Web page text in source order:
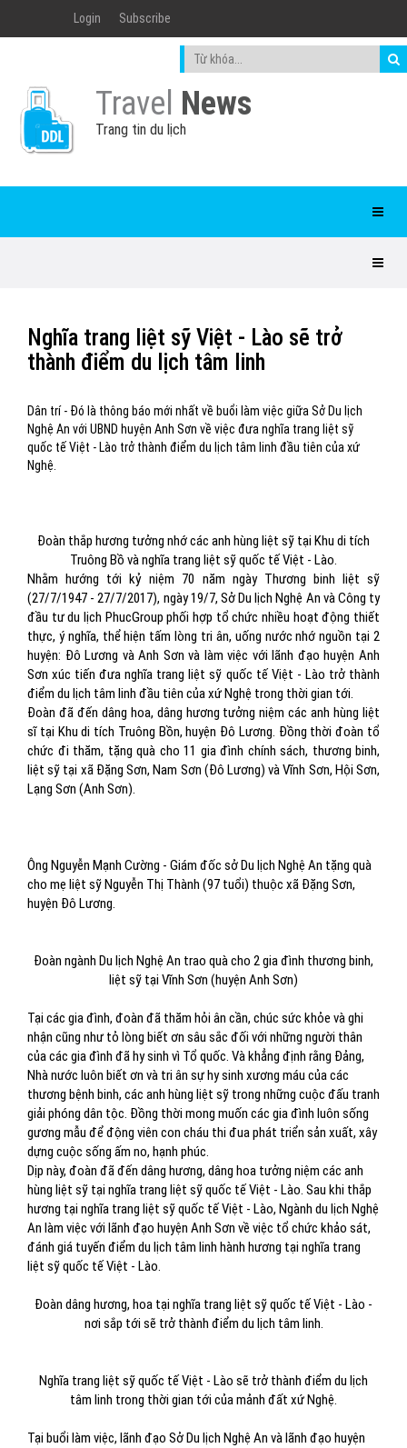
Login Subscribe
Travel News
Trang tin du lịch
Nghĩa trang liệt sỹ Việt - Lào sẽ trở
thành điểm du lịch tâm linh
Dân trí - Đó là thông báo mới nhất về buổi làm việc giữa Sở Du lịch
Nghệ An với UBND huyện Anh Sơn về việc đưa nghĩa trang liệt sỹ
quốc tế Việt - Lào trở thành điểm du lịch tâm linh đầu tiên của xứ
Nghệ.
Đoàn thắp hương tưởng nhớ các anh hùng liệt sỹ tại Khu di tích
Truông Bồ và nghĩa trang liệt sỹ quốc tế Việt - Lào.
Nhằm hướng tới kỷ niệm 70 năm ngày Thương binh liệt sỹ
(27/7/1947 - 27/7/2017), ngày 19/7, Sở Du lịch Nghệ An và Công ty
đầu tư du lịch PhucGroup phối hợp tổ chức nhiều hoạt động thiết
thực, ý nghĩa, thể hiện tấm lòng tri ân, uống nước nhớ nguồn tại 2
huyện: Đô Lương và Anh Sơn và làm việc với lãnh đạo huyện Anh
Sơn xúc tiến đưa nghĩa trang liệt sỹ quốc tế Việt - Lào trở thành
điểm du lịch tâm linh đầu tiên của xứ Nghệ trong thời gian tới.
Đoàn đã đến dâng hoa, dâng hương tưởng niệm các anh hùng liệt
sĩ tại Khu di tích Truông Bồn, huyện Đô Lương. Đồng thời đoàn tổ
chức đi thăm, tặng quà cho 11 gia đình chính sách, thương binh,
liệt sỹ tại xã Đặng Sơn, Nam Sơn (Đô Lương) và Vĩnh Sơn, Hội Sơn,
Lạng Sơn (Anh Sơn).
Ông Nguyễn Mạnh Cường - Giám đốc sở Du lịch Nghệ An tặng quà
cho mẹ liệt sỹ Nguyễn Thị Thành (97 tuổi) thuộc xã Đặng Sơn,
huyện Đô Lương.
Đoàn ngành Du lịch Nghệ An trao quà cho 2 gia đình thương binh,
liệt sỹ tại Vĩnh Sơn (huyện Anh Sơn)
Tại các gia đình, đoàn đã thăm hỏi ân cần, chúc sức khỏe và ghi
nhận cũng như tỏ lòng biết ơn sâu sắc đối với những người thân
của các gia đình đã hy sinh vì Tổ quốc. Và khẳng định rằng Đảng,
Nhà nước luôn biết ơn và tri ân sự hy sinh xương máu của các
thương bệnh binh, các anh hùng liệt sỹ trong những cuộc đấu tranh
giải phóng dân tộc. Đồng thời mong muốn các gia đình luôn sống
gương mẫu để động viên con cháu thi đua phát triển sản xuất, xây
dựng cuộc sống ấm no, hạnh phúc.
Dịp này, đoàn đã đến dâng hương, dâng hoa tưởng niệm các anh
hùng liệt sỹ tại nghĩa trang liệt sỹ quốc tế Việt - Lào. Sau khi thắp
hương tại nghĩa trang liệt sỹ quốc tế Việt - Lào, Ngành du lịch Nghệ
An làm việc với lãnh đạo huyện Anh Sơn về việc tổ chức khảo sát,
đánh giá tuyến điểm du lịch tâm linh hành hương tại nghĩa trang
liệt sỹ quốc tế Việt - Lào.
Đoàn dâng hương, hoa tại nghĩa trang liệt sỹ quốc tế Việt - Lào -
nơi sắp tới sẽ trở thành điểm du lịch tâm linh.
Nghĩa trang liệt sỹ quốc tế Việt - Lào sẽ trở thành điểm du lịch
tâm linh trong thời gian tới của mảnh đất xứ Nghệ.
Tại buổi làm việc, lãnh đạo Sở Du lịch Nghệ An và lãnh đạo huyện